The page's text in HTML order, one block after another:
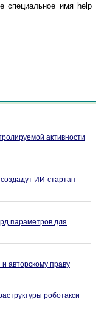
специальное имя help
активности
ИИ-стартап
параметров для
авторскому праву
роботакси